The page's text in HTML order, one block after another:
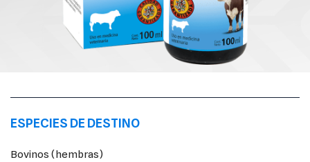
ESPECIES DE DESTINO
Bovinos (hembras)